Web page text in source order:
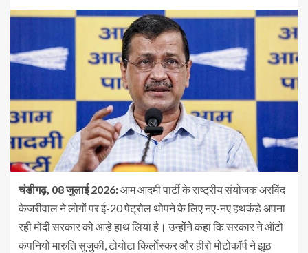
चंडीगढ़, 08 जुलाई 2026:आम आदमी पार्टी के राष्ट्रीय संयोजक अरविंद
केजरीवाल ने लोगों पर ई-20 पेट्रोल थोपने के लिए नए-नए हथकंडे अपना
रही मोदी सरकार को आड़े हाथ लिया है। उन्होंने कहा कि सरकार ने ऑटो
कंपनियों मारुति सुजुकी, टोयोटा किर्लाेस्कर और हीरो मोटोकॉर्प ने झूठ